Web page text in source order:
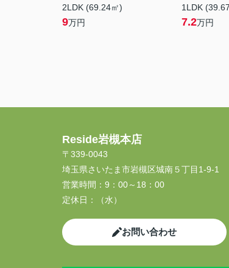
2LDK (69.24㎡)
9万円
1LDK
7.2万円
Reside岩槻本店
〒339-0043
埼玉県さいたま市岩槻区城南５丁目1-9-1
営業時間： 9：00～18：00
定休日：
（水）
お問い合わせ